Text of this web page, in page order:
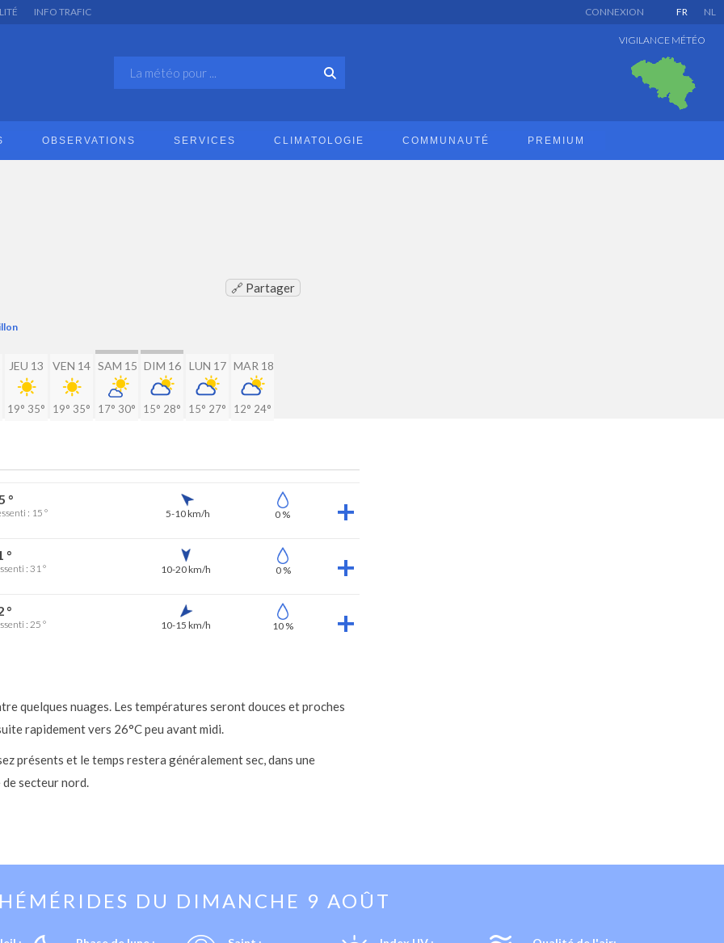
INFO TRAFIC FR NL
CONNEXION
VIGILANCE MÉTÉO
OBSERVATIONS SERVICES CLIMATOLOGIE COMMUNAUTÉ PREMIUM
🔗 Partager
JEU 13
19° 35°
VEN 14
19° 35°
SAM 15
17° 30°
DIM 16
15° 28°
LUN 17
15° 27°
MAR 18
12° 24°
°
: 15 ° 5-10 km/h 0 %
°
: 31 ° 10-20 km/h 0 %
°
: 25 ° 10-15 km/h 10 %
quelques nuages. Les températures seront douces et proches
rapidement vers 26°C peu avant midi.
présents et le temps restera généralement sec, dans une
secteur nord.
DU DIMANCHE 9 AOÛT